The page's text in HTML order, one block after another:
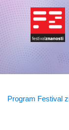
Program Festival